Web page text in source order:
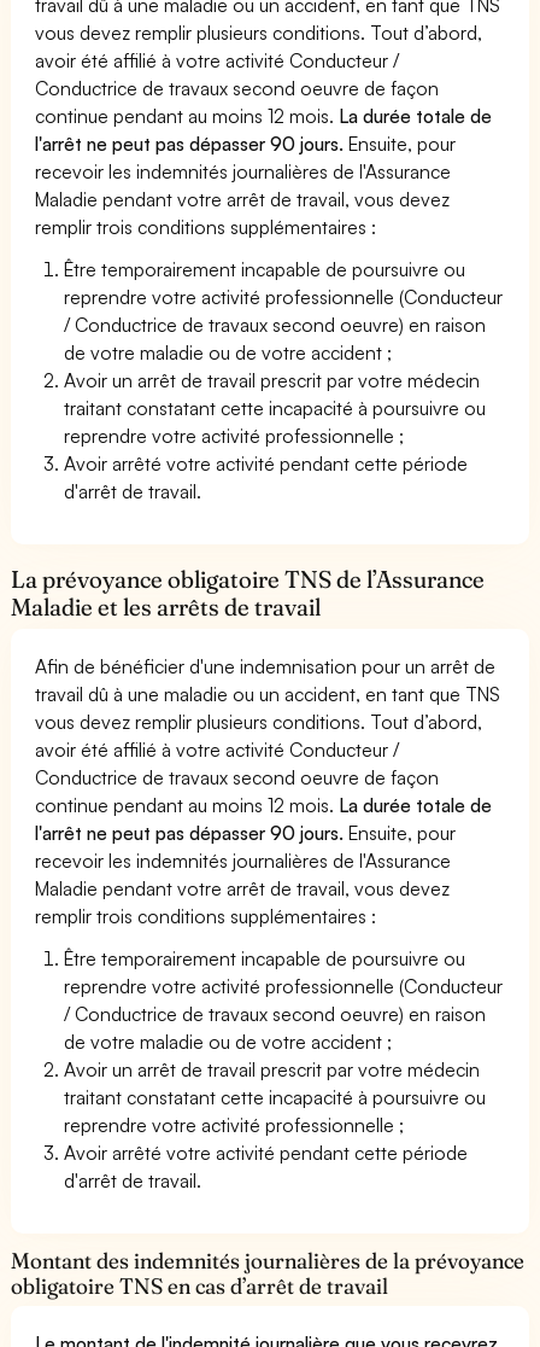
vous devez remplir plusieurs conditions. Tout d’abord,
avoir été affilié à votre activité Conducteur /
Conductrice de travaux second oeuvre de façon
continue pendant au moins 12 mois. La durée totale de
l'arrêt ne peut pas dépasser 90 jours. Ensuite, pour
recevoir les indemnités journalières de l'Assurance
Maladie pendant votre arrêt de travail, vous devez
remplir trois conditions supplémentaires :
Être temporairement incapable de poursuivre ou
reprendre votre activité professionnelle (Conducteur
/ Conductrice de travaux second oeuvre) en raison
de votre maladie ou de votre accident ;
Avoir un arrêt de travail prescrit par votre médecin
traitant constatant cette incapacité à poursuivre ou
reprendre votre activité professionnelle ;
Avoir arrêté votre activité pendant cette période
d'arrêt de travail.
La prévoyance obligatoire TNS de l’Assurance
Maladie et les arrêts de travail
Afin de bénéficier d'une indemnisation pour un arrêt de
travail dû à une maladie ou un accident, en tant que TNS
vous devez remplir plusieurs conditions. Tout d’abord,
avoir été affilié à votre activité Conducteur /
Conductrice de travaux second oeuvre de façon
continue pendant au moins 12 mois. La durée totale de
l'arrêt ne peut pas dépasser 90 jours. Ensuite, pour
recevoir les indemnités journalières de l'Assurance
Maladie pendant votre arrêt de travail, vous devez
remplir trois conditions supplémentaires :
Être temporairement incapable de poursuivre ou
reprendre votre activité professionnelle (Conducteur
/ Conductrice de travaux second oeuvre) en raison
de votre maladie ou de votre accident ;
Avoir un arrêt de travail prescrit par votre médecin
traitant constatant cette incapacité à poursuivre ou
reprendre votre activité professionnelle ;
Avoir arrêté votre activité pendant cette période
d'arrêt de travail.
Montant des indemnités journalières de la prévoyance
obligatoire TNS en cas d’arrêt de travail